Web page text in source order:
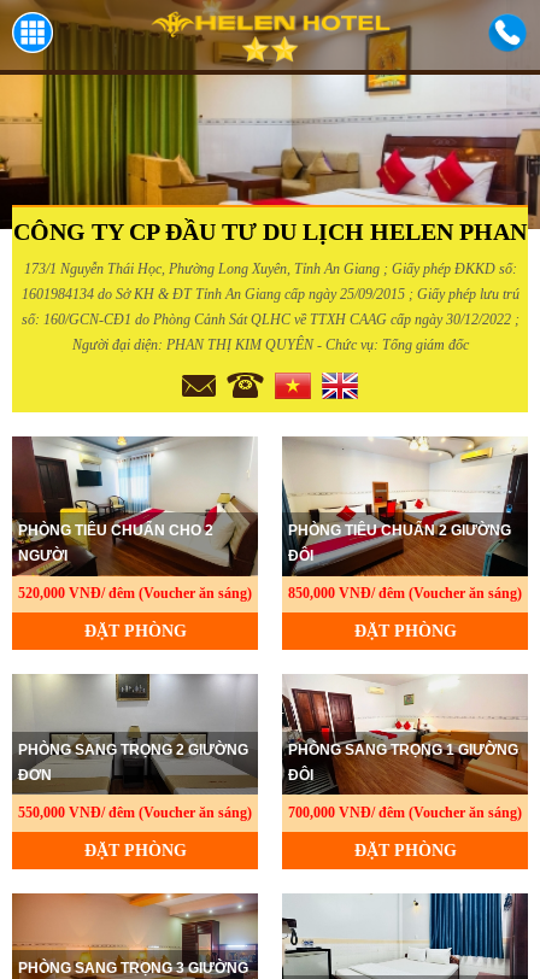
CÔNG TY CP ĐẦU TƯ DU LỊCH HELEN PHAN
173/1 Nguyễn Thái Học, Phường Long Xuyên, Tỉnh An Giang ; Giấy phép ĐKKD số:
1601984134 do Sở KH & ĐT Tỉnh An Giang cấp ngày 25/09/2015 ; Giấy phép lưu trú
số: 160/GCN-CĐ1 do Phòng Cảnh Sát QLHC về TTXH CAAG cấp ngày 30/12/2022 ;
Người đại diện: PHAN THỊ KIM QUYÊN - Chức vụ: Tổng giám đốc
PHÒNG TIÊU CHUẨN CHO 2
NGƯỜI
520,000 VNĐ/ đêm (Voucher ăn sáng)
ĐẶT PHÒNG
PHÒNG TIÊU CHUẨN 2 GIƯỜNG
ĐÔI
850,000 VNĐ/ đêm (Voucher ăn sáng)
ĐẶT PHÒNG
PHÒNG SANG TRỌNG 2 GIƯỜNG
ĐƠN
550,000 VNĐ/ đêm (Voucher ăn sáng)
ĐẶT PHÒNG
PHÒNG SANG TRỌNG 1 GIƯỜNG
ĐÔI
700,000 VNĐ/ đêm (Voucher ăn sáng)
ĐẶT PHÒNG
PHÒNG SANG TRỌNG 3 GIƯỜNG